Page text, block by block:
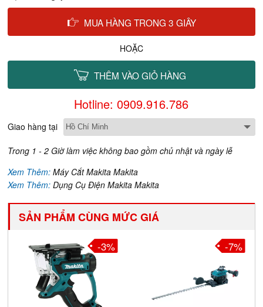
MUA HÀNG TRONG 3 GIÂY
HOẶC
THÊM VÀO GIỎ HÀNG
Hotline: 0909.916.786
Giao hàng tại
Trong 1 - 2 Giờ làm việc không bao gồm chủ nhật và ngày lễ
Xem Thêm:Máy Cắt Makita Makita
Xem Thêm:Dụng Cụ Điện Makita Makita
SẢN PHẨM CÙNG MỨC GIÁ
-3% -7%